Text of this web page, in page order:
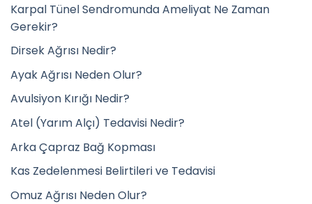
Karpal Tünel Sendromunda Ameliyat Ne Zaman
Gerekir?
Dirsek Ağrısı Nedir?
Ayak Ağrısı Neden Olur?
Avulsiyon Kırığı Nedir?
Atel (Yarım Alçı) Tedavisi Nedir?
Arka Çapraz Bağ Kopması
Kas Zedelenmesi Belirtileri ve Tedavisi
Omuz Ağrısı Neden Olur?